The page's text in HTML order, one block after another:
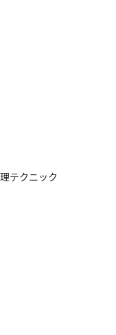
テクニック